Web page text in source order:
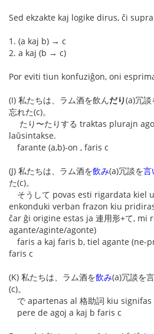
Sed ekzakte kaj logike dirus, ĉi
1. (a kaj b) → c
2. a kaj (b → c)
Por eviti tiun konfuziĝon, oni
(I) 私たちは、ラム酒を飲んだり(a)冗談
忘れた(c)。
たり〜たりする traktas plurajn
laŭsintakse.
farante (a,b)-on , faris c
(J) 私たちは、ラム酒を飲み(a)冗談を言
た(c)。
そうして povas esti rigardata kiel
enkonduki verban frazon kiu
ĉar ĝi origine estas ja 連用形+て, mi
agante/aginte/agonte)
faris a kaj faris b, tiel agante (ne-
faris c
(K) 私たちは、ラム酒を飲み(a)冗談を
(c)。
で apartenas al 格助詞 kiu signifas
pere de agoj a kaj b faris c